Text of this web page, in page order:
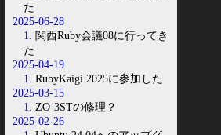
た
2025-06-28
1
. 関西Ruby会議08に行ってき
た
2025-04-19
1
. RubyKaigi 2025に参加した
2025-03-15
1
. ZO-3STの修理？
2025-02-26